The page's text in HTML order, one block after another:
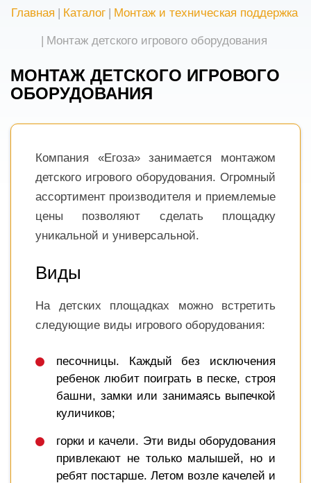
Главная | Каталог | Монтаж и техническая поддержка
| Монтаж детского игрового оборудования
МОНТАЖ ДЕТСКОГО ИГРОВОГО
ОБОРУДОВАНИЯ
Компания «Егоза» занимается монтажом
детского игрового оборудования. Огромный
ассортимент производителя и приемлемые
цены позволяют сделать площадку
уникальной и универсальной.
Виды
На детских площадках можно встретить
следующие виды игрового оборудования:
песочницы. Каждый без исключения
ребенок любит поиграть в песке, строя
башни, замки или занимаясь выпечкой
куличиков;
горки и качели. Эти виды оборудования
привлекают не только малышей, но и
ребят постарше. Летом возле качелей и